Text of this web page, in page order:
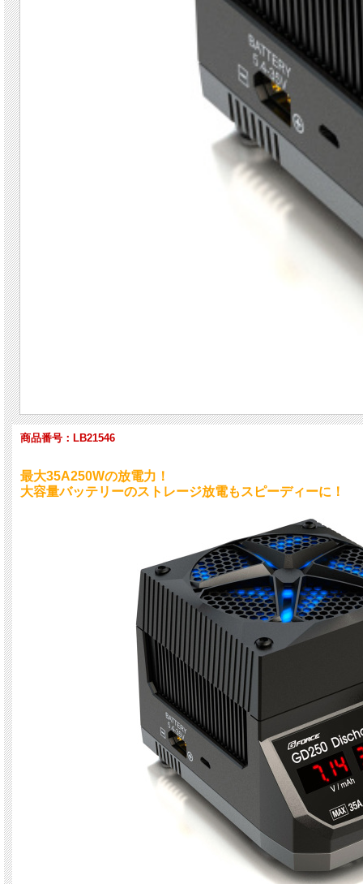
商品番号：LB21546
最大35A250Wの放電力！
大容量バッテリーのストレージ放電もスピーディーに！